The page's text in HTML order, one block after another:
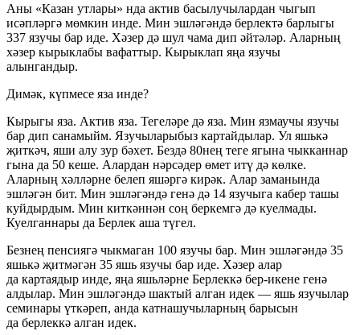
Аны «Казан утлары» нда актив басылучылардан чыгып
исәпләргә мөмкин инде. Мин эшләгәндә берлектә барлыгы
337 язучы бар иде. Хәзер дә шул чама дип әйтәләр. Аларның
хәзер кырыклабы вафаттыр. Кырыклап яңа язучы
алынгандыр.
Димәк, күпмесе яза инде?
Кырыгы яза. Актив яза. Тегеләре дә яза. Мин язмаучы язучы
бар дип санамыйм. Язучыларыбыз картайдылар. Ул яшькә
җиткәч, яши алу зур бәхет. Бездә 80нең теге ягына чыкканнар
гына да 50 кеше. Алардан нәрсәдер өмет итү дә көлке.
Аларның хәлләрне белеп яшәргә кирәк. Алар заманында
эшләгән бит. Мин эшләгәндә генә дә 14 язучыга кабер ташы
куйдырдым. Мин киткәннән соң беркемгә дә куелмады.
Куелганнары да Берлек аша түгел.
Безнең пенсиягә чыкмаган 100 язучы бар. Мин эшләгәндә 35
яшькә җитмәгән 35 яшь язучы бар иде. Хәзер алар
да картаядыр инде, яңа яшьләрне Берлеккә бер-икене генә
алдылар. Мин эшләгәндә шактый алган идек — яшь язучылар
семинары үткәреп, анда катнашучыларның барысын
да берлеккә алган идек.